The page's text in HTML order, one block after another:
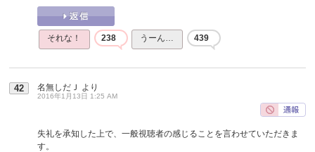
それな！ 238 うーん… 439
42 名無しだＪ より
2016年1月13日 1:25 AM
失礼を承知した上で、一般視聴者の感じることを言わせていただきま
す。